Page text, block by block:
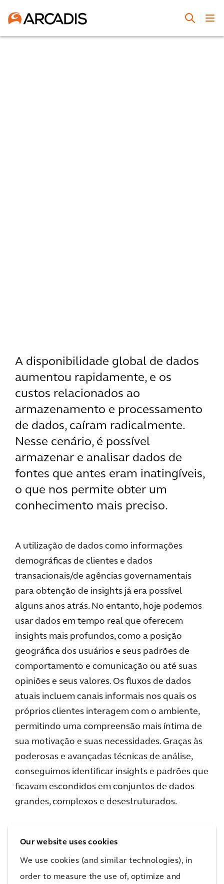
Our website uses cookies
We use cookies (and similar technologies), in
order to measure the use of, optimize and
A disponibilidade global de dados
aumentou rapidamente, e os
custos relacionados ao
armazenamento e processamento
de dados, caíram radicalmente.
Nesse cenário, é possível
armazenar e analisar dados de
fontes que antes eram inatingíveis,
o que nos permite obter um
conhecimento mais preciso.
A utilização de dados como informações
demográficas de clientes e dados
transacionais/de agências governamentais
para obtenção de insights já era possível
alguns anos atrás. No entanto, hoje podemos
usar dados em tempo real que oferecem
insights mais profundos, como a posição
geográfica dos usuários e seus padrões de
comportamento e comunicação ou até suas
opiniões e seus valores. Os fluxos de dados
atuais incluem canais informais nos quais os
próprios clientes interagem com o ambiente,
permitindo uma compreensão mais íntima de
sua motivação e suas necessidades. Graças às
poderosas e avançadas técnicas de análise,
conseguimos identificar insights e padrões que
ficavam escondidos em conjuntos de dados
grandes, complexos e desestruturados.
Como organização global, processamos dados
significativos de muitos projetos com várias
disciplinas e tecnologias (software) que